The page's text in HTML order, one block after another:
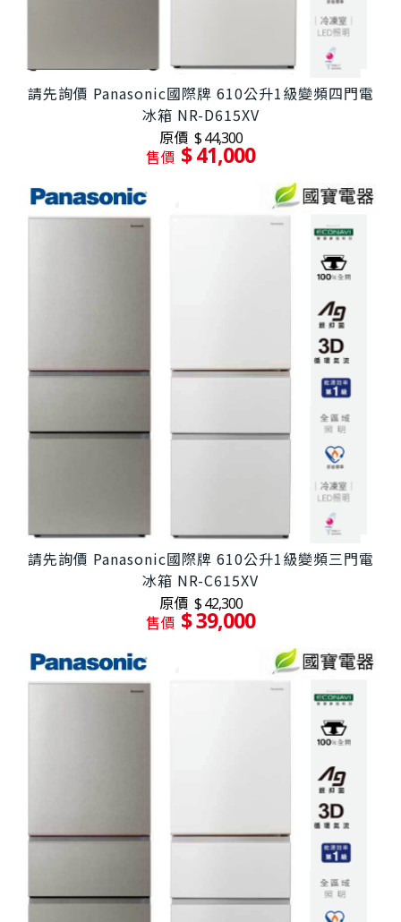
請先詢價 Panasonic國際牌 610公升1級變頻四門電
冰箱 NR-D615XV
原價 $ 44,300
售價 $ 41,000
請先詢價 Panasonic國際牌 610公升1級變頻三門電
冰箱 NR-C615XV
原價 $ 42,300
售價 $ 39,000